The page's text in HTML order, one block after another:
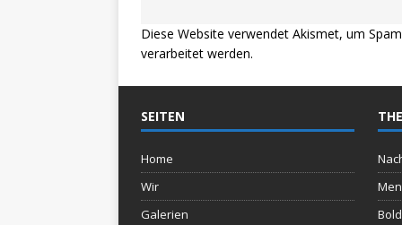
Diese Website verwendet Akismet, um
verarbeitet werden.
SEITEN
Home
Wir
Galerien